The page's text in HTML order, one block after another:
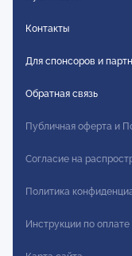
Контакты
Для спонсоров и
Обратная связь
Публичная оферта и
Согласие на
Политика
Инструкции по оплате